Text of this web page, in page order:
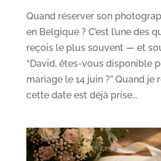
Quand réserver son
en Belgique ? C’est l’une des
reçois le plus souvent — et
“David, êtes-vous disponible
mariage le 14 juin ?” Quand je
cette date est déjà prise...